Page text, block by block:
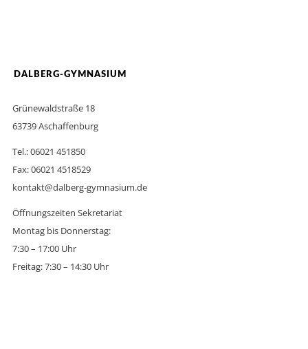
DALBERG-GYMNASIUM
Grünewaldstraße 18
63739 Aschaffenburg
Tel.: 06021 451850
Fax: 06021 4518529
kontakt@dalberg-gymnasium.de
Öffnungszeiten Sekretariat
Montag bis Donnerstag:
7:30 – 17:00 Uhr
Freitag: 7:30 – 14:30 Uhr